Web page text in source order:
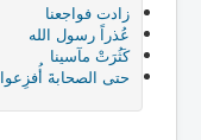
زادت فواجعنا
عُذراً رسول الله
كَثُرَتْ مآسينا
حتى الصحابةَ أُفزِعوا